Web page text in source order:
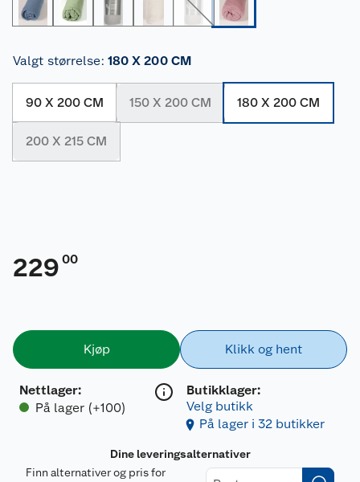
Valgt størrelse: 180 X 200 CM
90 X 200 CM 150 X 200 CM 180 X 200 CM
200 X 215 CM
229 00
Kjøp
Nettlager:
På lager (+100)
Klikk og hent
Butikklager:
Velg butikk
På lager i 32 butikker
Dine leveringsalternativer
Finn alternativer og pris for